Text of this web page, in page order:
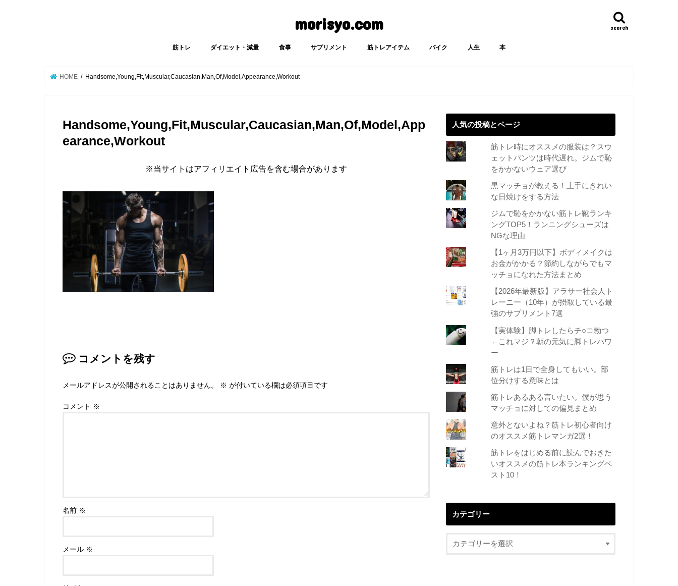
morisyo.com search
筋トレ ダイエット・減量 食事 サプリメント 筋トレアイテム バイク 人生 本
HOME Handsome,Young,Fit,Muscular,Caucasian,Man,Of,Model,Appearance,Workout
Handsome,Young,Fit,Muscular,Caucasian,Man,Of,Model,App
earance,Workout
※当サイトはアフィリエイト広告を含む場合があります
コメントを残す
メールアドレスが公開されることはありません。 ※ が付いている欄は必須項目です
コメント ※
名前 ※
メール ※
人気の投稿とページ
筋トレ時にオススメの服装は？スウ
ェットパンツは時代遅れ。ジムで恥
をかかないウェア選び
黒マッチョが教える！上手にきれい
な日焼けをする方法
ジムで恥をかかない筋トレ靴ランキ
ングTOP5！ランニングシューズは
NGな理由
【1ヶ月3万円以下】ボディメイクは
お金がかかる？節約しながらでもマ
ッチョになれた方法まとめ
【2026年最新版】アラサー社会人ト
レーニー（10年）が摂取している最
強のサプリメント7選
【実体験】脚トレしたらチ○コ勃つ
←これマジ？朝の元気に脚トレパワ
ー
筋トレは1日で全身してもいい。部
位分けする意味とは
筋トレあるある言いたい。僕が思う
マッチョに対しての偏見まとめ
意外とないよね？筋トレ初心者向け
のオススメ筋トレマンガ2選！
筋トレをはじめる前に読んでおきた
いオススメの筋トレ本ランキングベ
スト10！
カテゴリー